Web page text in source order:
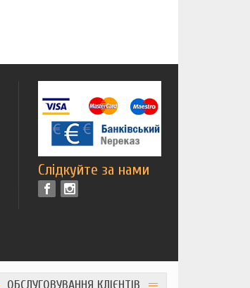
Слідкуйте за нами
ОБСЛУГОВУВАННЯ КЛІЄНТІВ